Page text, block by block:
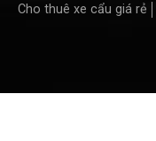
Cho thuê xe cẩu giá rẻ